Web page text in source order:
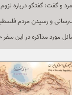
دانش و فناوری
ورزشی
حوادث
سبک زندگی
و گفت: گفتگو درباره
و رسیدن مردم
مورد مذاکره در این سفر